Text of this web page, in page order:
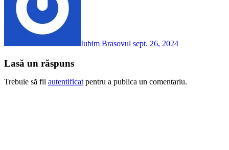
Iubim Brasovul sept. 26, 2024
Lasă un răspuns
Trebuie să fii autentificat pentru a publica un comentariu.